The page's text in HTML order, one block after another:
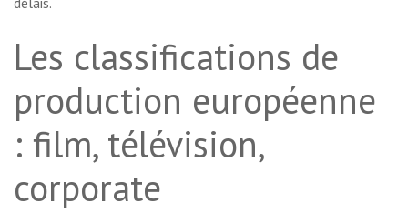
Les classifications de
production européenne
: film, télévision,
corporate